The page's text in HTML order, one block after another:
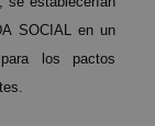
SOCIAL en un
los pactos